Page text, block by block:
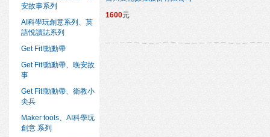
安故事系列
AI科學玩創意系列、英
語悅讀誌系列
Get Fit!動動帶
Get Fit!動動帶、晚安故
事
Get Fit!動動帶、衛教小
尖兵
Maker tools、AI科學玩
創意 系列
1600元